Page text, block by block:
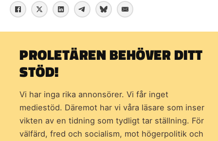
PROLETÄREN BEHÖVER DITT
STÖD!
Vi har inga rika annonsörer. Vi får inget
mediestöd. Däremot har vi våra läsare som inser
vikten av en tidning som tydligt tar ställning. För
välfärd, fred och socialism, mot högerpolitik och